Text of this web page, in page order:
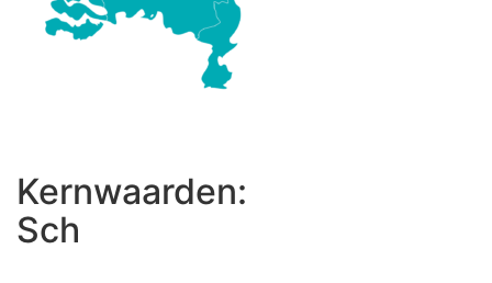
Kernwaarden:
O